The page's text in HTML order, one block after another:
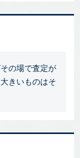
の場で査定が
きいものはそ